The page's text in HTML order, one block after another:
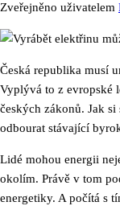
Zveřejněno uživatelem
Česká republika musí
Vyplývá to z evropské
českých zákonů. Jak
odbourat stávající
Lidé mohou energii
okolím. Právě v tom
energetiky. A počítá s